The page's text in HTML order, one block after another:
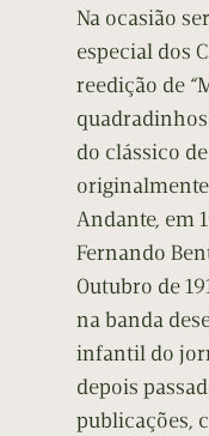
Na ocasião
especial dos
reedição de
do clássico
Andante, em
Fernando
Outubro de
na banda
infantil do
depois
publicações,